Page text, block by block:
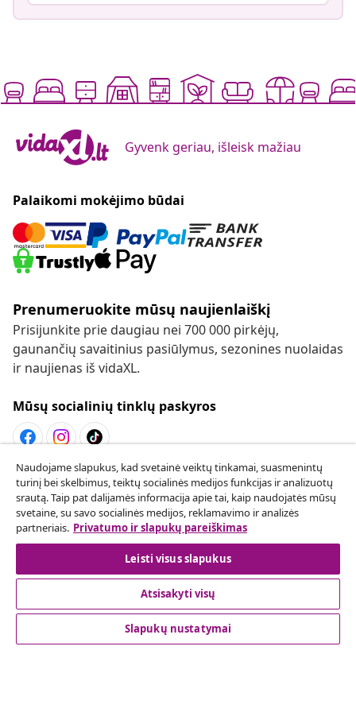
Gyvenk geriau, išleisk mažiau
Palaikomi mokėjimo būdai
Prenumeruokite mūsų naujienlaiškį
Prisijunkite prie daugiau nei 700 000 pirkėjų,
gaunančių savaitinius pasiūlymus, sezonines nuolaidas
ir naujienas iš vidaXL.
Mūsų socialinių tinklų paskyros
Sutarties atsisakymas
Pateikite prašymą atsisakyti užsakymo.
Sutarties atsisakymas
Klientų aptarnavimas
Naudojame slapukus, kad svetainė veiktų tinkamai, suasmenintų
turinį bei skelbimus, teiktų socialinės medijos funkcijas ir analizuotų
srautą. Taip pat dalijamės informacija apie tai, kaip naudojatės mūsų
svetaine, su savo socialinės medijos, reklamavimo ir analizės
partneriais. Privatumo ir slapukų pareiškimas
Leisti visus slapukus
Atsisakyti visų
Slapukų nustatymai